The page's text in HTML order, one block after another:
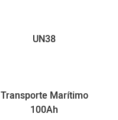
UN38
Transporte Marítimo
100Ah